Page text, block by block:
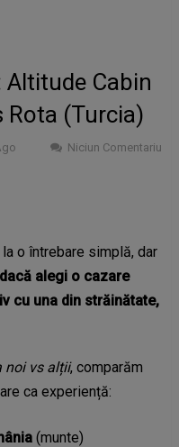
Altitude Cabin
Rota (Turcia)
Niciun Comentariu
o întrebare simplă, dar
alegi o cazare
cu una din străinătate,
noi vs alții, comparăm
ca experiență:
(munte)